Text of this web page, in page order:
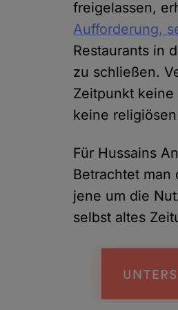
freigelassen,
Aufforderung,
Restaurants in
zu schließen.
Zeitpunkt
keine
Für Hussains
Betrachtet man
jene um die
selbst altes